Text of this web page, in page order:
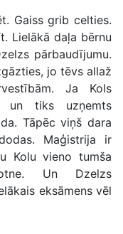
Gaiss grib celties.
Lielākā daļa bērnu
pārbaudījumu.
jo tēvs allaž
Ja Kols
un tiks uzņemts
Tāpēc viņš dara
Maģistrija ir
Kolu vieno tumša
Un Dzelzs
eksāmens vēl